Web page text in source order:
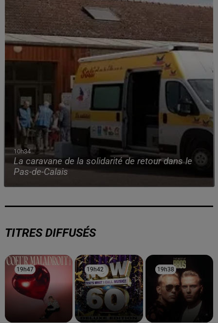
10h34
La caravane de la solidarité de retour dans le
Pas-de-Calais
TITRES DIFFUSÉS
19h47
19h47 19h42
19h42 19h38
19h38